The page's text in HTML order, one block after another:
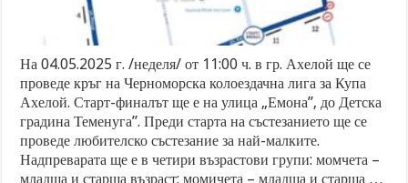
На 04.05.2025 г. /неделя/ от 11:00 ч. в гр. Ахелой ще се
проведе кръг на Черноморска колоездачна лига за Купа
Ахелой. ​Старт-финалът ще е на улица „Емона”, до Детска
градина Теменуга”. ​Преди старта на състезанието ще се
проведе любителско състезание за най-малките. ​
Надпреварата ще е в четири възрастови групи: момчета –
младша и старша възраст; момичета – младша и старша …